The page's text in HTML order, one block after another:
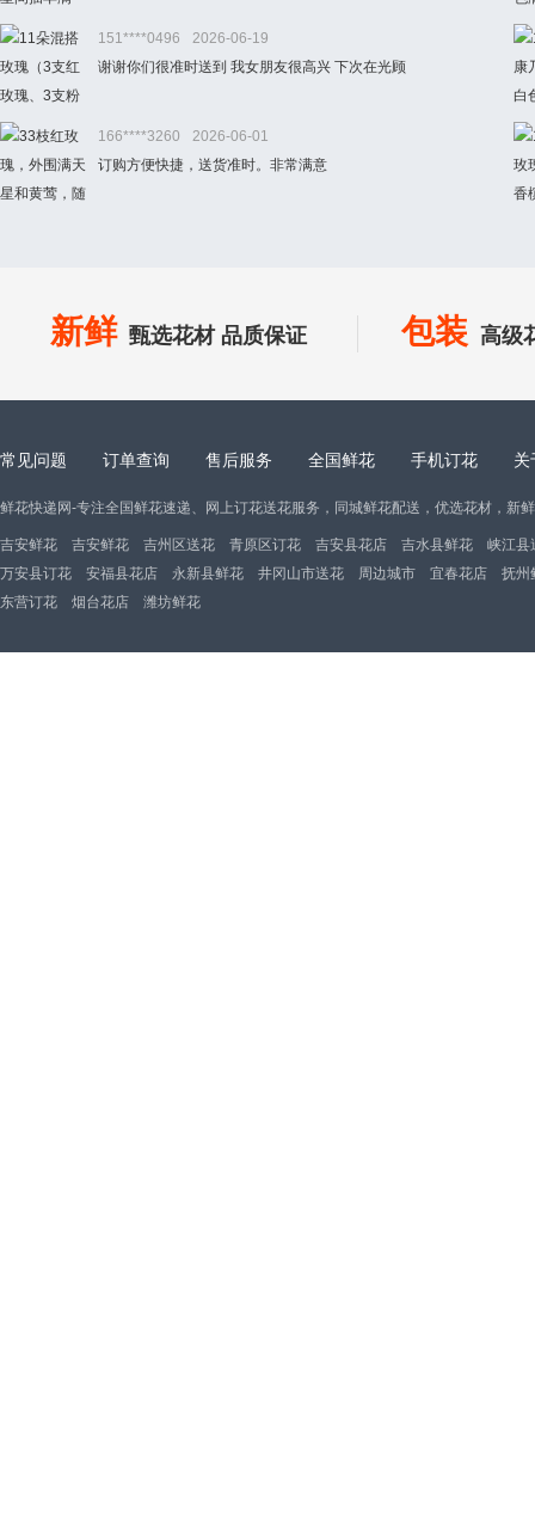
151****0496
2026-06-19
谢谢你们很准时送到 我女朋友很高兴 下次在光顾
166****3260
2026-06-01
订购方便快捷，送货准时。非常满意
新鲜 甄选花材 品质保证 包装 高级
常见问题 订单查询 售后服务 全国鲜花 手机订花 关
鲜花快递网-专注全国鲜花速递、网上订花送花服务，同城鲜花配送，优选花材，新
吉安鲜花 吉安鲜花 吉州区送花 青原区订花 吉安县花店 吉水县鲜花
峡江县
万安县订花
安福县花店 永新县鲜花 井冈山市送花 周边城市 宜春花店
抚州
东营订花
烟台花店 潍坊鲜花